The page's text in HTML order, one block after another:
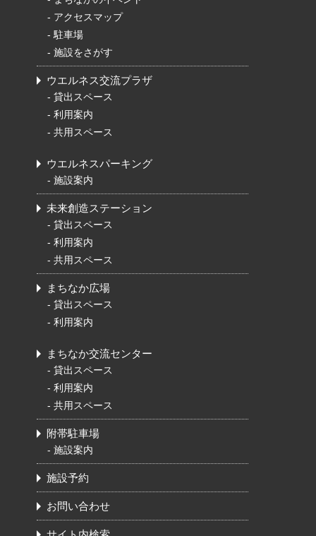
- アクセスマップ
- 駐車場
- 施設をさがす
ウエルネス交流プラザ
- 貸出スペース
- 利用案内
- 共用スペース
ウエルネスパーキング
- 施設案内
未来創造ステーション
- 貸出スペース
- 利用案内
- 共用スペース
まちなか広場
- 貸出スペース
- 利用案内
まちなか交流センター
- 貸出スペース
- 利用案内
- 共用スペース
附帯駐車場
- 施設案内
施設予約
お問い合わせ